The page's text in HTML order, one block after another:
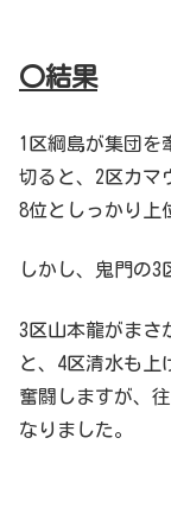
〇結果
1区綱島が集団を
切ると、2区カマ
8位としっかり上
しかし、鬼門の3
3区山本龍がまさ
と、4区清水も上
奮闘しますが、
なりました。